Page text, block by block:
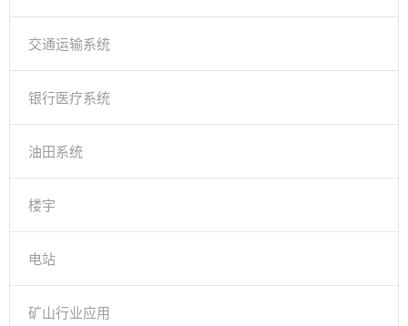
交通运输系统
银行医疗系统
油田系统
楼宇
电站
矿山行业应用